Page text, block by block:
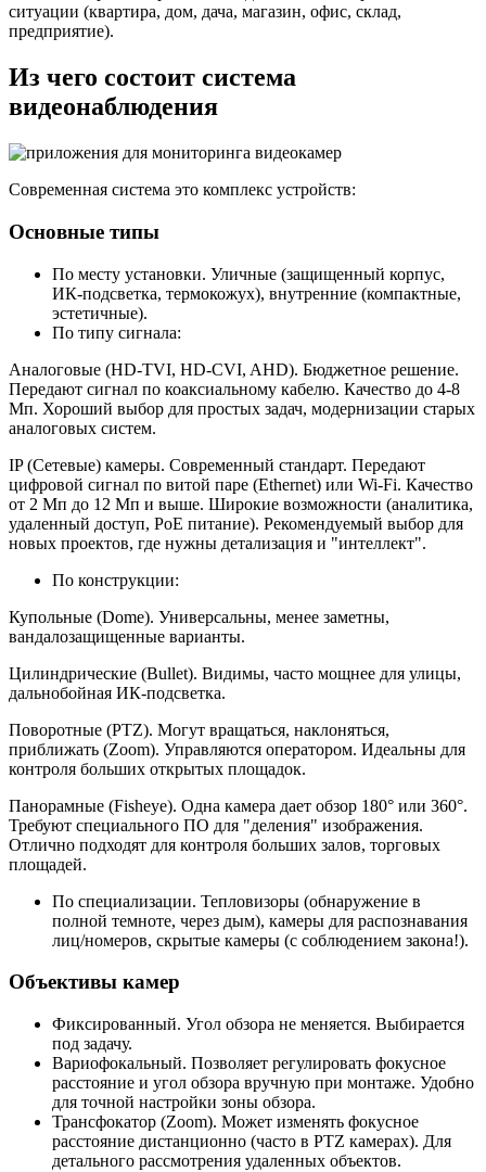
ситуации (квартира, дом, дача, магазин, офис, склад,
предприятие).
Из чего состоит система
видеонаблюдения
Современная система это комплекс устройств:
Основные типы
По месту установки. Уличные (защищенный корпус,
ИК-подсветка, термокожух), внутренние (компактные,
эстетичные).
По типу сигнала:
Аналоговые (HD-TVI, HD-CVI, AHD). Бюджетное решение.
Передают сигнал по коаксиальному кабелю. Качество до 4-8
Мп. Хороший выбор для простых задач, модернизации старых
аналоговых систем.
IP (Сетевые) камеры. Современный стандарт. Передают
цифровой сигнал по витой паре (Ethernet) или Wi-Fi. Качество
от 2 Мп до 12 Мп и выше. Широкие возможности (аналитика,
удаленный доступ, PoE питание). Рекомендуемый выбор для
новых проектов, где нужны детализация и "интеллект".
По конструкции:
Купольные (Dome). Универсальны, менее заметны,
вандалозащищенные варианты.
Цилиндрические (Bullet). Видимы, часто мощнее для улицы,
дальнобойная ИК-подсветка.
Поворотные (PTZ). Могут вращаться, наклоняться,
приближать (Zoom). Управляются оператором. Идеальны для
контроля больших открытых площадок.
Панорамные (Fisheye). Одна камера дает обзор 180° или 360°.
Требуют специального ПО для "деления" изображения.
Отлично подходят для контроля больших залов, торговых
площадей.
По специализации. Тепловизоры (обнаружение в
полной темноте, через дым), камеры для распознавания
лиц/номеров, скрытые камеры (с соблюдением закона!).
Объективы камер
Фиксированный. Угол обзора не меняется. Выбирается
под задачу.
Вариофокальный. Позволяет регулировать фокусное
расстояние и угол обзора вручную при монтаже. Удобно
для точной настройки зоны обзора.
Трансфокатор (Zoom). Может изменять фокусное
расстояние дистанционно (часто в PTZ камерах). Для
детального рассмотрения удаленных объектов.